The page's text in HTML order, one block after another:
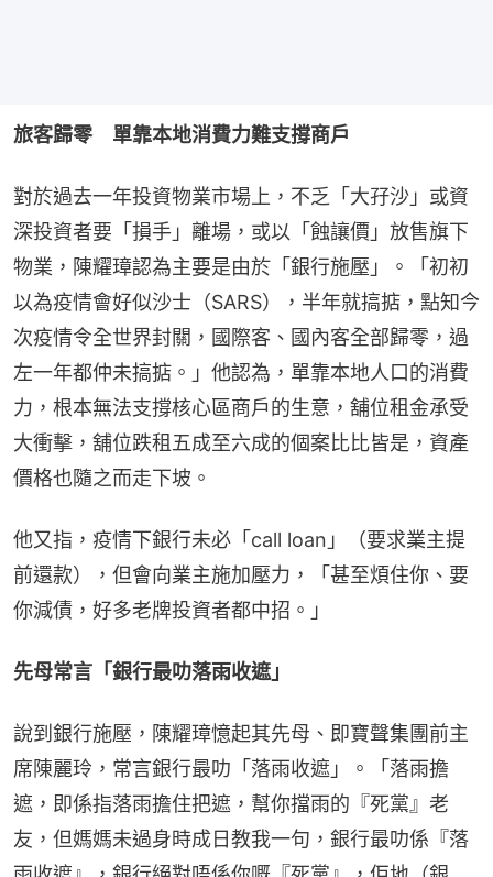
旅客歸零　單靠本地消費力難支撐商戶
對於過去一年投資物業市場上，不乏「大孖沙」或資
深投資者要「損手」離場，或以「蝕讓價」放售旗下
物業，陳耀璋認為主要是由於「銀行施壓」。「初初
以為疫情會好似沙士（SARS），半年就搞掂，點知今
次疫情令全世界封關，國際客、國內客全部歸零，過
左一年都仲未搞掂。」他認為，單靠本地人口的消費
力，根本無法支撐核心區商戶的生意，舖位租金承受
大衝擊，舖位跌租五成至六成的個案比比皆是，資產
價格也隨之而走下坡。
他又指，疫情下銀行未必「call loan」（要求業主提
前還款），但會向業主施加壓力，「甚至煩住你、要
你減債，好多老牌投資者都中招。」
先母常言「銀行最叻落雨收遮」
說到銀行施壓，陳耀璋憶起其先母、即寶聲集團前主
席陳麗玲，常言銀行最叻「落雨收遮」。「落雨擔
遮，即係指落雨擔住把遮，幫你擋雨的『死黨』老
友，但媽媽未過身時成日教我一句，銀行最叻係『落